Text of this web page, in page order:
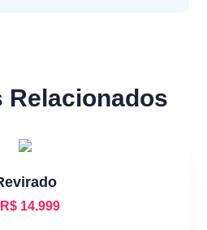
Relacionados
14.999